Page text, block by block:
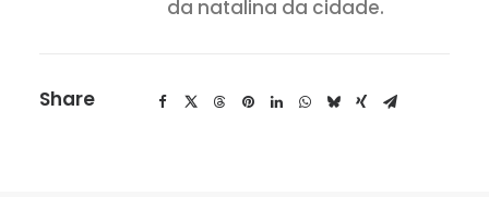
da natalina da cidade.
Share